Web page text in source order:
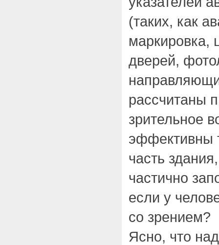
(таких, как
маркировка,
дверей,
рассчитаны
зрительное
эффективны
часть
частично
если у
со зрением?
Ясно, что